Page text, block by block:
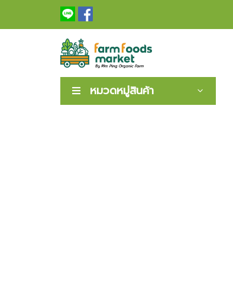
หมวดหมู่สินค้า